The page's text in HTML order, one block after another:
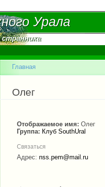
Урала
Урала
Вы здесь
Главная
Олег
Отображаемое имя: Олег
Группа: Клуб SouthUral
Связаться
Адрес: nss.pem@mail.ru